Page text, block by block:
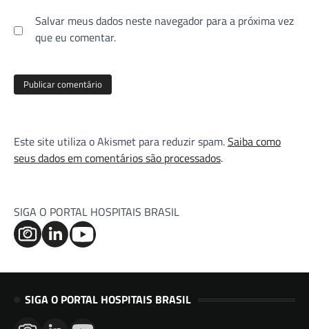
Salvar meus dados neste navegador para a próxima vez
que eu comentar.
Este site utiliza o Akismet para reduzir spam.Saiba como
seus dados em comentários são processados.
SIGA O PORTAL HOSPITAIS BRASIL
SIGA O PORTAL HOSPITAIS BRASIL